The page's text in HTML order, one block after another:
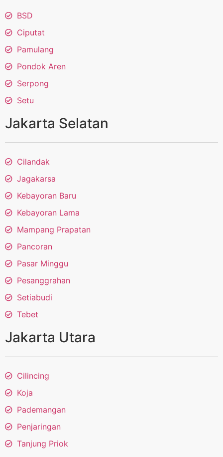
BSD
Ciputat
Pamulang
Pondok Aren
Serpong
Setu
Jakarta Selatan
Cilandak
Jagakarsa
Kebayoran Baru
Kebayoran Lama
Mampang Prapatan
Pancoran
Pasar Minggu
Pesanggrahan
Setiabudi
Tebet
Jakarta Utara
Cilincing
Koja
Pademangan
Penjaringan
Tanjung Priok